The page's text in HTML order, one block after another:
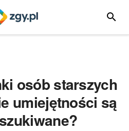
osób starszych
umiejętności są